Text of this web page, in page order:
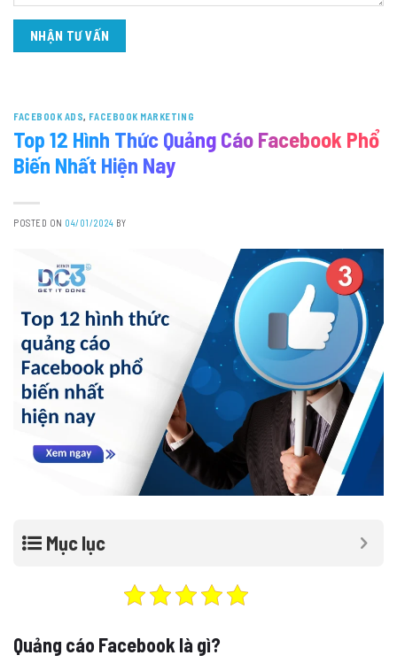
FACEBOOK ADS, FACEBOOK MARKETING
Top 12 Hình Thức Quảng Cáo Facebook Phổ
Biến Nhất Hiện Nay
POSTED ON 04/01/2024 BY
Mục lục
Quảng cáo Facebook là gì?